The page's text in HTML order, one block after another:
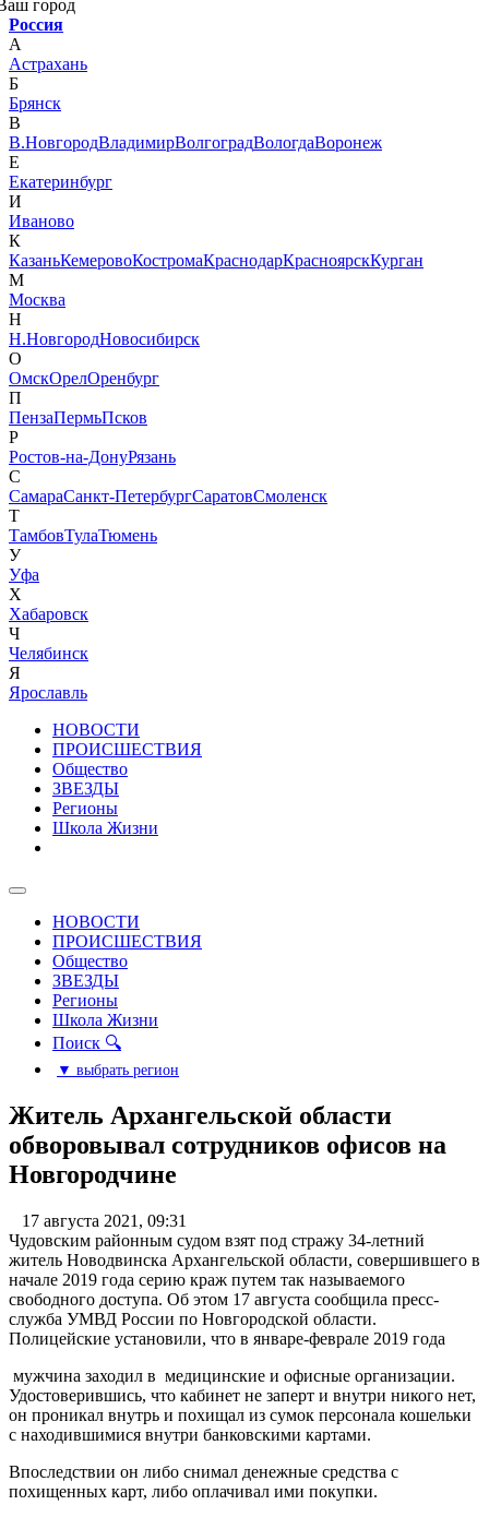
город
Россия
А
Астрахань
Б
Брянск
В
В.НовгородВладимирВолгоградВологдаВоронеж
Е
Екатеринбург
И
Иваново
К
КазаньКемеровоКостромаКраснодарКрасноярскКурган
М
Москва
Н
Н.НовгородНовосибирск
О
ОмскОрелОренбург
П
ПензаПермьПсков
Р
Ростов-на-ДонуРязань
С
СамараСанкт-ПетербургСаратовСмоленск
Т
ТамбовТулаТюмень
У
Уфа
Х
Хабаровск
Ч
Челябинск
Я
Ярославль
НОВОСТИ
ПРОИСШЕСТВИЯ
Общество
ЗВЕЗДЫ
Регионы
Школа Жизни
НОВОСТИ
ПРОИСШЕСТВИЯ
Общество
ЗВЕЗДЫ
Регионы
Школа Жизни
Поиск 🔍
▼ выбрать регион
Житель Архангельской области
обворовывал сотрудников офисов на
Новгородчине
17 августа 2021, 09:31
Чудовским районным судом взят под стражу 34-летний
житель Новодвинска Архангельской области, совершившего в
начале 2019 года серию краж путем так называемого
свободного доступа. Об этом 17 августа сообщила пресс-
служба УМВД России по Новгородской области.
Полицейские установили, что в январе-феврале 2019 года
мужчина заходил в медицинские и офисные организации.
Удостоверившись, что кабинет не заперт и внутри никого нет,
он проникал внутрь и похищал из сумок персонала кошельки
с находившимися внутри банковскими картами.
Впоследствии он либо снимал денежные средства с
похищенных карт, либо оплачивал ими покупки.